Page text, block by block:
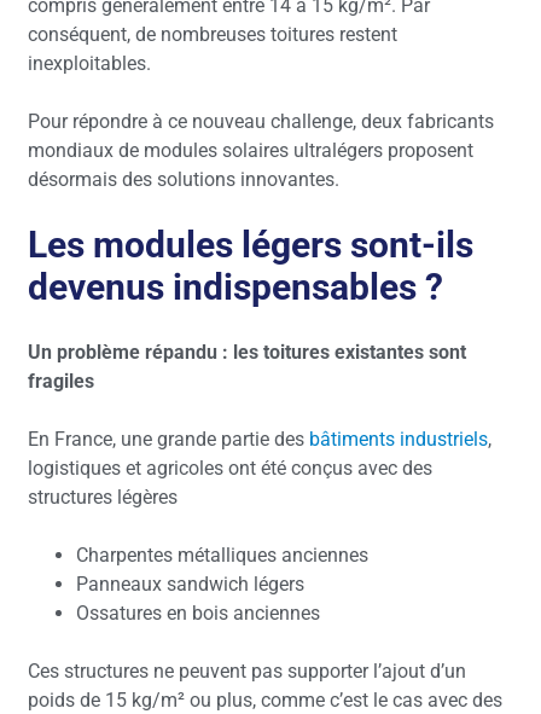
compris généralement entre 14 à 15 kg/m². Par
conséquent, de nombreuses toitures restent
inexploitables.
Pour répondre à ce nouveau challenge, deux fabricants
mondiaux de modules solaires ultralégers proposent
désormais des solutions innovantes.
Les modules légers sont-ils
devenus indispensables ?
Un problème répandu : les toitures existantes sont
fragiles
En France, une grande partie des bâtiments industriels,
logistiques et agricoles ont été conçus avec des
structures légères
Charpentes métalliques anciennes
Panneaux sandwich légers
Ossatures en bois anciennes
Ces structures ne peuvent pas supporter l’ajout d’un
poids de 15 kg/m² ou plus, comme c’est le cas avec des